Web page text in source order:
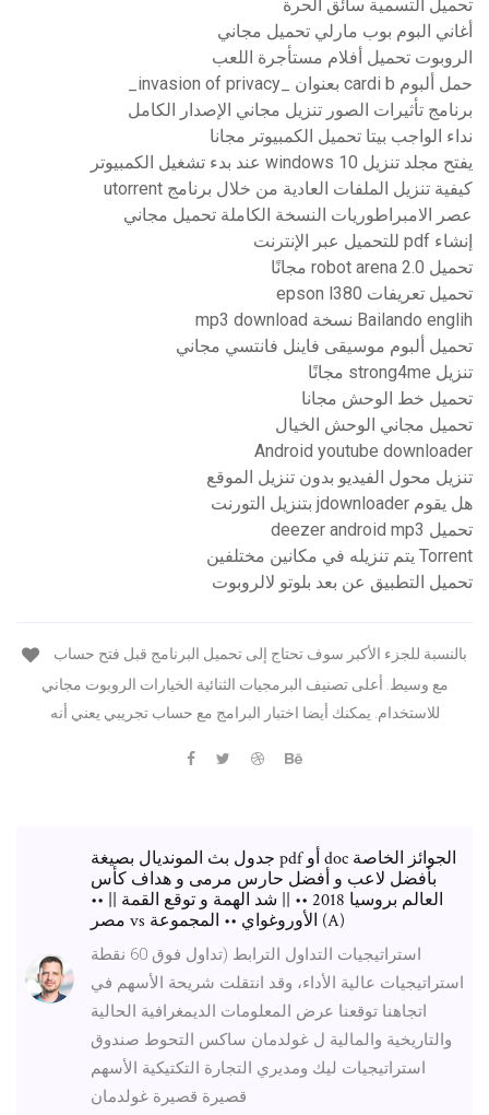
تحميل التسمية سائق الحرة
أغاني البوم بوب مارلي تحميل مجاني
الروبوت تحميل أفلام مستأجرة اللعب
حمل ألبوم cardi b بعنوان _invasion of privacy_
برنامج تأثيرات الصور تنزيل مجاني الإصدار الكامل
نداء الواجب بيتا تحميل الكمبيوتر مجانا
يفتح مجلد تنزيل windows 10 عند بدء تشغيل الكمبيوتر
كيفية تنزيل الملفات العادية من خلال برنامج utorrent
عصر الامبراطوريات النسخة الكاملة تحميل مجاني
إنشاء pdf للتحميل عبر الإنترنت
تحميل robot arena 2.0 مجانًا
تحميل تعريفات epson l380
Bailando englih نسخة mp3 download
تحميل ألبوم موسيقى فاينل فانتسي مجاني
تنزيل strong4me مجانًا
تحميل خط الوحش مجانا
تحميل مجاني الوحش الخيال
Android youtube downloader
تنزيل محول الفيديو بدون تنزيل الموقع
هل يقوم jdownloader بتنزيل التورنت
تحميل deezer android mp3
Torrent يتم تنزيله في مكانين مختلفين
تحميل التطبيق عن بعد بلوتو لالروبوت
مع وسيط. أعلى تصنيف البرمجيات الثنائية الخيارات الروبوت مجاني
للاستخدام. يمكنك أيضا اختبار البرامج مع حساب تجريبي يعني أنه
جدول بث المونديال بصيغة pdf أو doc الجوائز الخاصة
بأفضل لاعب و أفضل حارس مرمى و هداف كأس
العالم بروسيا 2018 •• || شد الهمة و توقع القمة || ••
مصر vs الأوروغواي •• المجموعة (A)
استراتيجيات التداول الترابط (تداول فوق 60 نقطة
استراتيجيات عالية الأداء، وقد انتقلت شريحة الأسهم في
اتجاهنا توقعنا عرض المعلومات الديمغرافية الحالية
والتاريخية والمالية ل غولدمان ساكس التحوط صندوق
استراتيجيات ليك ومديري التجارة التكتيكية الأسهم
قصيرة قصيرة غولدمان